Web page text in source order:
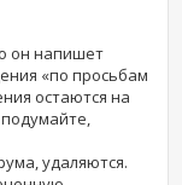
он напишет
«по просьбам
остаются на
удаляются.